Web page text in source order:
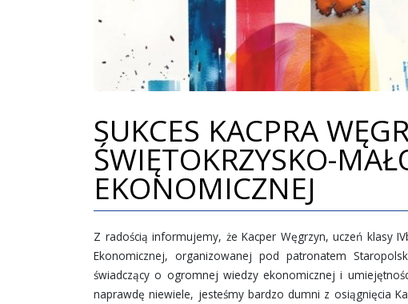
SUKCES KACPRA
ŚWIĘTOKRZYSKO-
EKONOMICZNEJ
Z radością informujemy, że Kacper Węgrzyn, uczeń klasy
Ekonomicznej, organizowanej pod patronatem
świadczący o ogromnej wiedzy ekonomicznej i
naprawdę niewiele, jesteśmy bardzo dumni z osiągnięcia